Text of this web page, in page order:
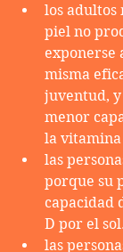
los adultos
piel no
exponerse
misma
juventud,
menor
la vitamina
las
porque su
capacidad
D por el
las